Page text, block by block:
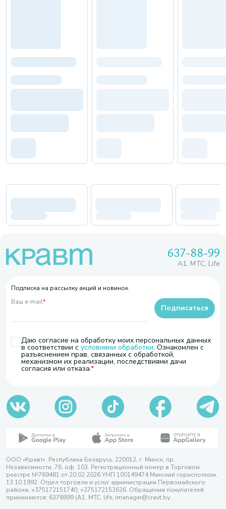
637-88-99
A1, МТС, Life
Подписка на рассылку акций и новинок
Ваш e-mail*
Даю согласие на обработку моих персональных данных
в соответствии с условиями обработки. Ознакомлен с
разъяснением прав, связанных с обработкой,
механизмом их реализации, последствиями дачи
согласия или отказа.
Подписаться
ООО «Кравт». Республика Беларусь, 220012, г. Минск, пр.
Независимости, 76, оф. 103. Регистрационный номер в Торговом
реестре №769481 от 20.02.2026 УНП 100149474 Минский горисполком,
13.10.1992. Отдел торговли и услуг администрации Первомайского
района, +375172151740; +375172152626. Обращения покупателей
принимаются: 6378899 (А1, МТС, life, imanager@cravt.by.